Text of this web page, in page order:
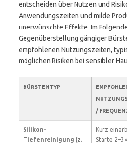
entscheiden über Nutzen und
Anwendungszeiten und milde
unerwünschte Effekte. Im
Gegenüberstellung gängiger
empfohlenen Nutzungszeiten,
möglichen Risiken bei sensibler
BÜRSTENTYP
/
Silikon-
Tiefenreinigung (z.
Kurz
Starte